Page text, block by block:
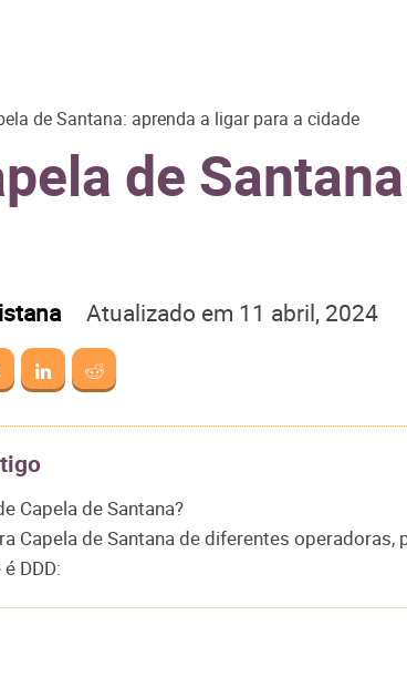
de Santana: aprenda a ligar para a cidade
de
Atualizado em 11 abril, 2024
Capela de Santana?
Capela de Santana de diferentes operadoras,
DDD: